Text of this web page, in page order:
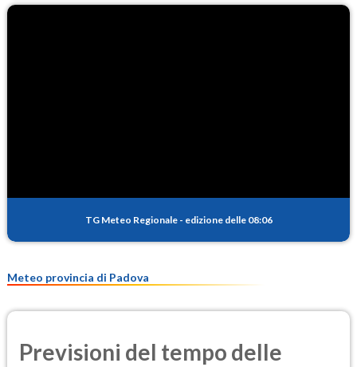
TG Meteo Regionale - edizione delle 08:06
Meteo provincia di Padova
Previsioni del tempo delle